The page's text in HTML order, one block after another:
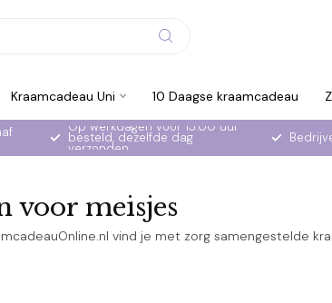
Kraamcadeau Uni 10 Daagse kraamcadeau
Op werkdagen voor 15:00 uur
besteld, dezelfde dag
verzonden
voor meisjes
vind je met zorg samengestelde